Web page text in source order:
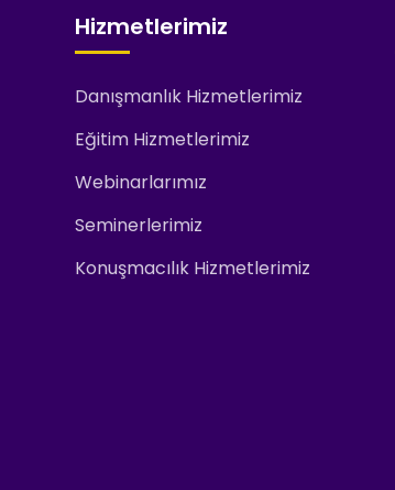
Hizmetlerimiz
Danışmanlık Hizmetlerimiz
Eğitim Hizmetlerimiz
Webinarlarımız
Seminerlerimiz
Konuşmacılık Hizmetlerimiz